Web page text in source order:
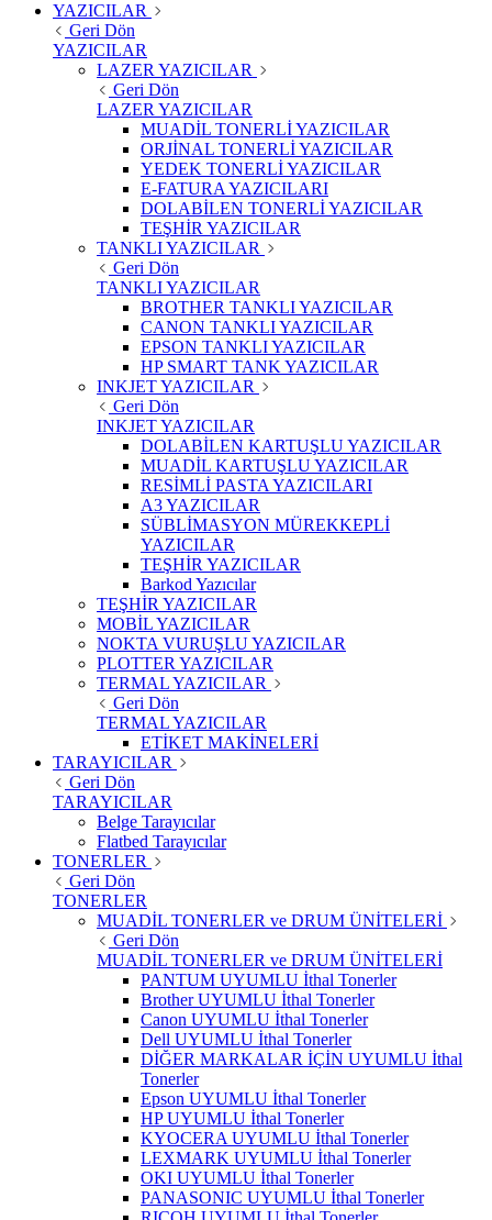
YAZICILAR
Geri Dön
YAZICILAR
LAZER YAZICILAR
Geri Dön
LAZER YAZICILAR
MUADİL TONERLİ YAZICILAR
ORJİNAL TONERLİ YAZICILAR
YEDEK TONERLİ YAZICILAR
E-FATURA YAZICILARI
DOLABİLEN TONERLİ YAZICILAR
TEŞHİR YAZICILAR
TANKLI YAZICILAR
Geri Dön
TANKLI YAZICILAR
BROTHER TANKLI YAZICILAR
CANON TANKLI YAZICILAR
EPSON TANKLI YAZICILAR
HP SMART TANK YAZICILAR
INKJET YAZICILAR
Geri Dön
INKJET YAZICILAR
DOLABİLEN KARTUŞLU YAZICILAR
MUADİL KARTUŞLU YAZICILAR
RESİMLİ PASTA YAZICILARI
A3 YAZICILAR
SÜBLİMASYON MÜREKKEPLİ
YAZICILAR
TEŞHİR YAZICILAR
Barkod Yazıcılar
TEŞHİR YAZICILAR
MOBİL YAZICILAR
NOKTA VURUŞLU YAZICILAR
PLOTTER YAZICILAR
TERMAL YAZICILAR
Geri Dön
TERMAL YAZICILAR
ETİKET MAKİNELERİ
TARAYICILAR
Geri Dön
TARAYICILAR
Belge Tarayıcılar
Flatbed Tarayıcılar
TONERLER
Geri Dön
TONERLER
MUADİL TONERLER ve DRUM ÜNİTELERİ
Geri Dön
MUADİL TONERLER ve DRUM ÜNİTELERİ
PANTUM UYUMLU İthal Tonerler
Brother UYUMLU İthal Tonerler
Canon UYUMLU İthal Tonerler
Dell UYUMLU İthal Tonerler
DİĞER MARKALAR İÇİN UYUMLU İthal
Tonerler
Epson UYUMLU İthal Tonerler
HP UYUMLU İthal Tonerler
KYOCERA UYUMLU İthal Tonerler
LEXMARK UYUMLU İthal Tonerler
OKI UYUMLU İthal Tonerler
PANASONIC UYUMLU İthal Tonerler